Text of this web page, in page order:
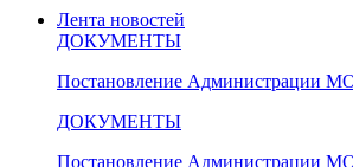
Лента новостей
ДОКУМЕНТЫ
Постановление Администрации
ДОКУМЕНТЫ
Постановление Администрации